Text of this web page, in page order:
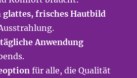
frisches Hautbild
Anwendung
für alle, die Qualität